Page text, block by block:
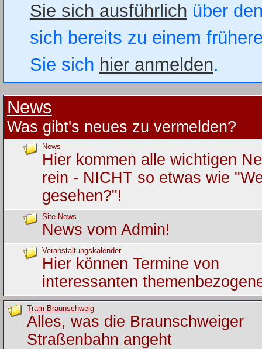
Sie sich ausführlich über
sich bereits zu einem
Sie sich hier anmelden.
News
Was gibt's neues zu vermelden?
News
Hier kommen alle wichtigen
rein - NICHT so etwas wie
gesehen?"!
Site-News
News vom Admin!
Veranstaltungskalender
Hier können Termine von
interessanten
Tram Braunschweig
Alles, was die Braunschweiger
Straßenbahn angeht